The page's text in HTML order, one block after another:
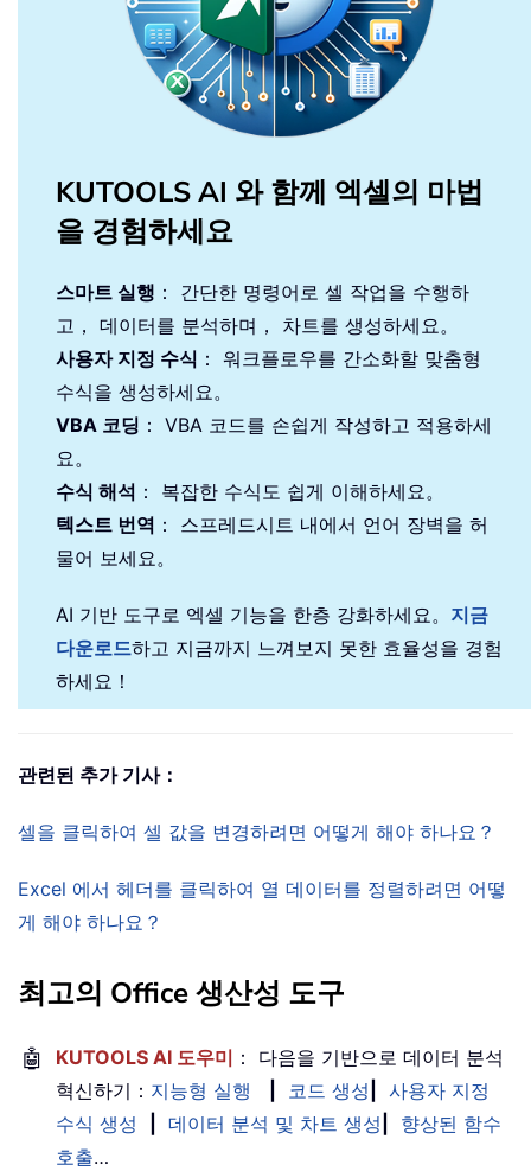
KUTOOLS AI 와 함께 엑셀의 마법
을 경험하세요
스마트 실행 ： 간단한 명령어로 셀 작업을 수행하
고， 데이터를 분석하며， 차트를 생성하세요。
사용자 지정 수식 ： 워크플로우를 간소화할 맞춤형
수식을 생성하세요。
VBA 코딩 ： VBA 코드를 손쉽게 작성하고 적용하세
요。
수식 해석 ： 복잡한 수식도 쉽게 이해하세요。
텍스트 번역 ： 스프레드시트 내에서 언어 장벽을 허
물어 보세요。
AI 기반 도구로 엑셀 기능을 한층 강화하세요。 지금
다운로드하고 지금까지 느껴보지 못한 효율성을 경험
하세요！
관련된 추가 기사：
셀을 클릭하여 셀 값을 변경하려면 어떻게 해야 하나요？
Excel 에서 헤더를 클릭하여 열 데이터를 정렬하려면 어떻
게 해야 하나요？
최고의 Office 생산성 도구
🤖 KUTOOLS AI 도우미 ： 다음을 기반으로 데이터 분석
혁신하기： 지능형 실행 코드 생성
사용자 지정
수식 생성
데이터 분석 및 차트 생성
향상된 함수
호출…